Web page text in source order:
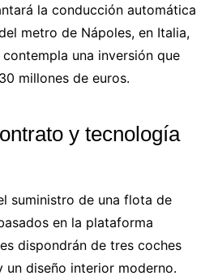
la conducción automática
metro de Nápoles, en Italia,
una inversión que
millones de euros.
y tecnología
suministro de una flota de
en la plataforma
dispondrán de tres coches
diseño interior moderno.